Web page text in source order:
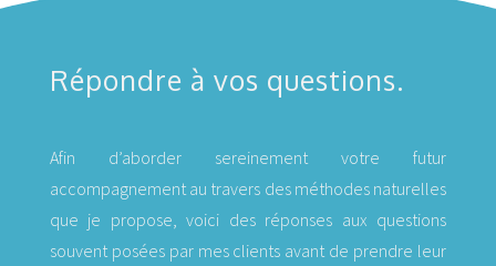
Répondre à vos questions.
Afin d’aborder sereinement votre futur
accompagnement au travers des méthodes naturelles
que je propose, voici des réponses aux questions
souvent posées par mes clients avant de prendre leur